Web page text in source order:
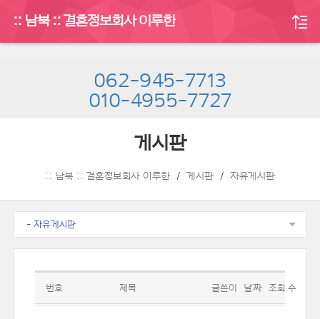
:: 남북 :: 결혼정보회사 이루한
062-945-7713
010-4955-7727
게시판
:: 남북 :: 결혼정보회사 이루한 게시판 자유게시판
- 자유게시판
번호 제목 글쓴이 날짜 조회 수